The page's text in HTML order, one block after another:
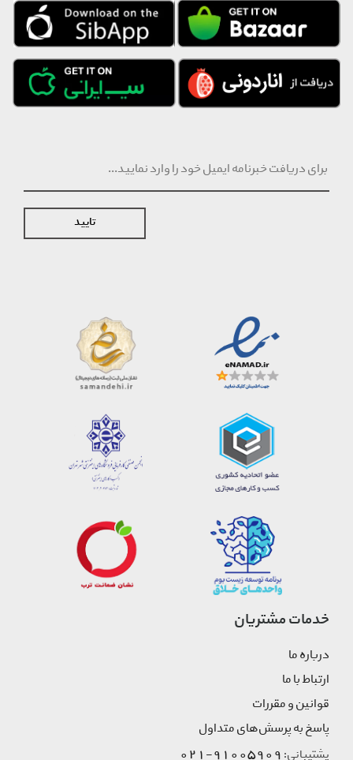
تایید
خدمات مشتریان
درباره ما
ارتباط با ما
قوانین و مقررات
پاسخ به پرسش‌های متداول
پشتیبانی: 91005909-021